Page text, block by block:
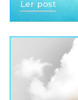
Ler post